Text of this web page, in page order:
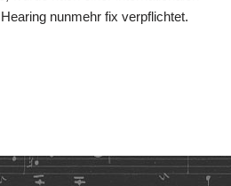
nunmehr fix verpflichtet.